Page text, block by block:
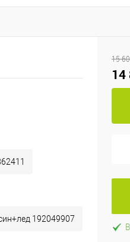
192049907
15
14